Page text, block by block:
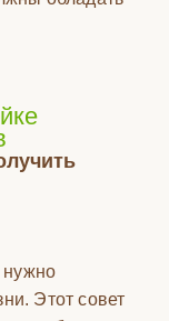
нужно
Этот совет